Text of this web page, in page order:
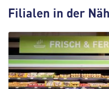
Filialen in der